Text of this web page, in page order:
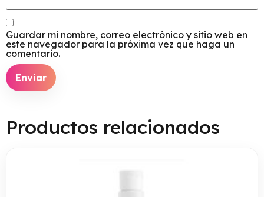
Guardar mi nombre, correo electrónico y sitio web en
este navegador para la próxima vez que haga un
comentario.
Productos relacionados